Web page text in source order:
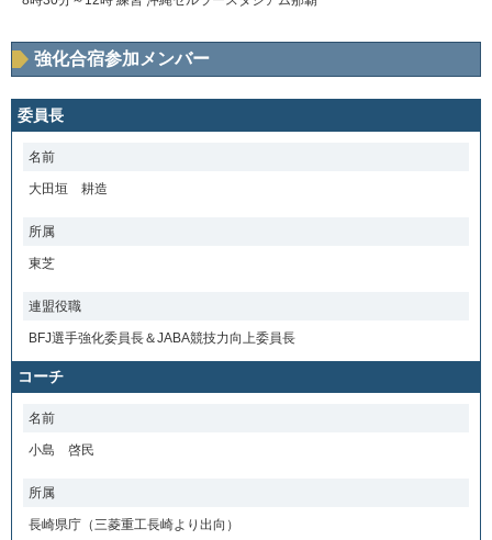
強化合宿参加メンバー
委員長
名前
大田垣 耕造
所属
東芝
連盟役職
BFJ選手強化委員長＆JABA競技力向上委員長
コーチ
名前
小島 啓民
所属
長崎県庁（三菱重工長崎より出向）